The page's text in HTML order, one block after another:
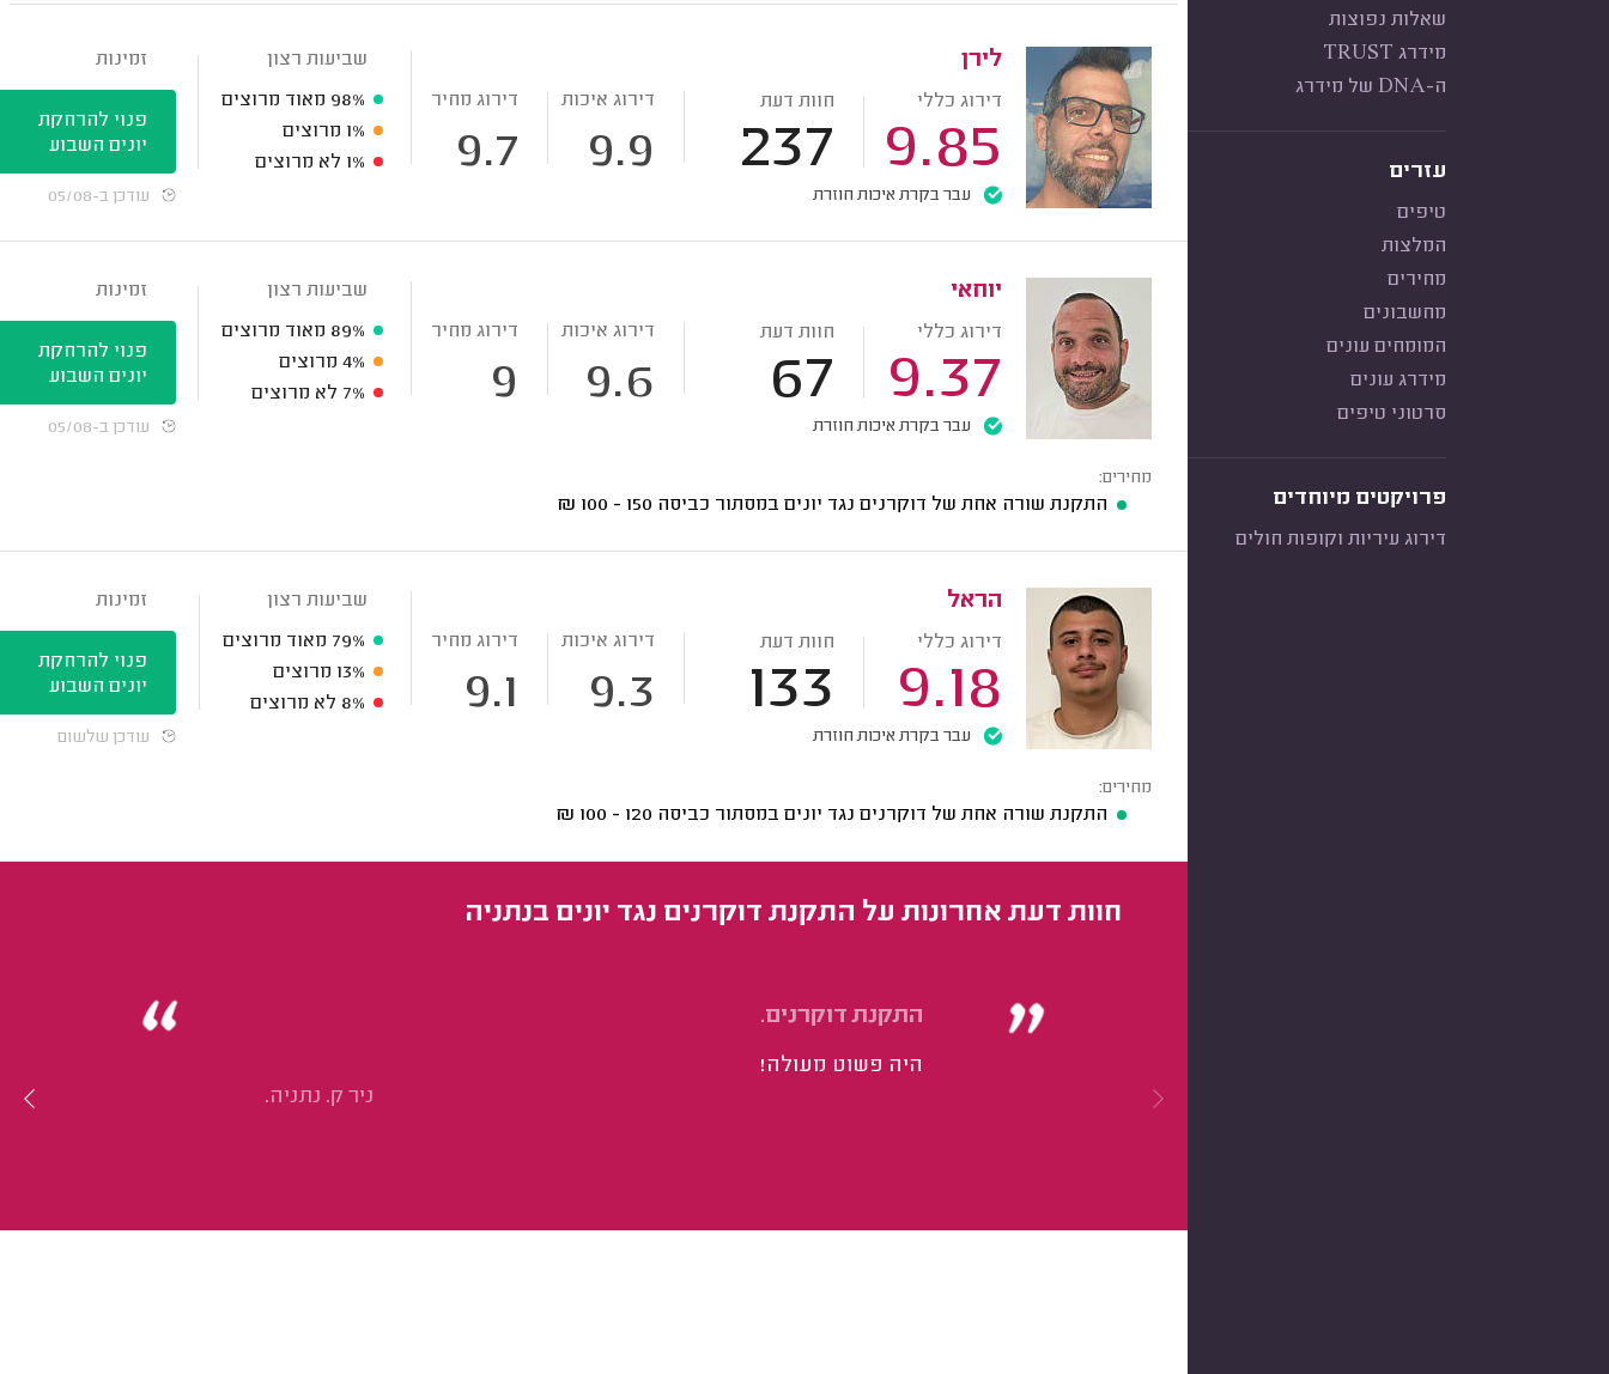
שאלות נפוצות
מידרג TRUST
ה-DNA של מידרג
עזרים
טיפים
המלצות
מחירים
מחשבונים
המומחים עונים
מידרג עונים
סרטוני טיפים
פרויקטים מיוחדים
דירוג עיריות וקופות חולים
לירן
דירוג כללי
9.85
חוות דעת
237
דירוג איכות
9.9
דירוג מחיר
9.7
עבר בקרת איכות חוזרת
שביעות רצון
98% מאוד מרוצים
1% מרוצים
1% לא מרוצים
זמינות
פנוי להרחקת
יונים השבוע
עודכן ב-05/08
יוחאי
דירוג כללי
9.37
חוות דעת
67
דירוג איכות
9.6
דירוג מחיר
9
עבר בקרת איכות חוזרת
שביעות רצון
89% מאוד מרוצים
4% מרוצים
7% לא מרוצים
זמינות
פנוי להרחקת
יונים השבוע
עודכן ב-05/08
מחירים:
התקנת שורה אחת של דוקרנים נגד יונים במסתור כביסה 150 - 100
₪
הראל
דירוג כללי
9.18
חוות דעת
133
דירוג איכות
9.3
דירוג מחיר
9.1
עבר בקרת איכות חוזרת
שביעות רצון
79% מאוד מרוצים
13% מרוצים
8% לא מרוצים
זמינות
פנוי להרחקת
יונים השבוע
עודכן שלשום
מחירים:
התקנת שורה אחת של דוקרנים נגד יונים במסתור כביסה 120 - 100
₪
חוות דעת אחרונות על התקנת דוקרנים נגד יונים בנתניה
התקנת דוקרנים.
היה פשוט מעולה!
ניר ק. נתניה.